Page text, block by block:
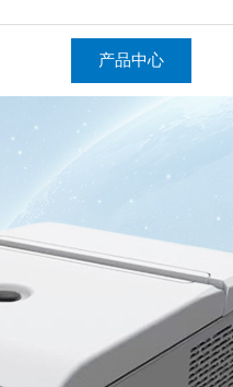
产品中心